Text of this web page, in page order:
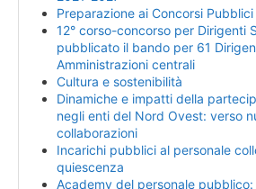
Preparazione ai Concorsi Pubblici
12° corso-concorso per Dirigenti
pubblicato il bando per 61
Amministrazioni centrali
Cultura e sostenibilità
Dinamiche e impatti della
negli enti del Nord Ovest: verso
collaborazioni
Incarichi pubblici al personale
quiescenza
Academy del personale